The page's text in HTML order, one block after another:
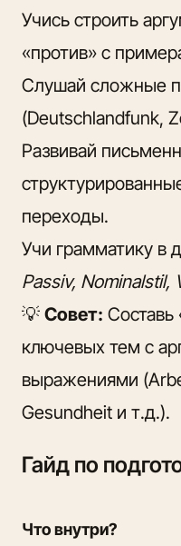
Учись строить
«против» с
Слушай сложные
(Deutschlandfunk,
Развивай
переходы.
Учи грамматику в
Passiv, Nominalstil,
💡 Совет: Составь
ключевых тем с
выражениями
Gesundheit и т.д.).
Гайд по
Что внутри?